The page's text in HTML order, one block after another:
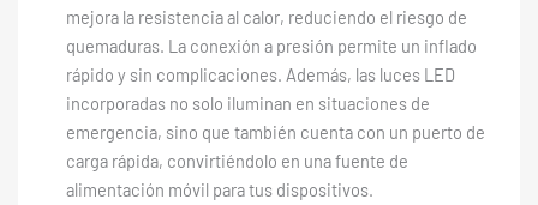
mejora la resistencia al calor, reduciendo el riesgo de
quemaduras. La conexión a presión permite un inflado
rápido y sin complicaciones. Además, las luces LED
incorporadas no solo iluminan en situaciones de
emergencia, sino que también cuenta con un puerto de
carga rápida, convirtiéndolo en una fuente de
alimentación móvil para tus dispositivos.